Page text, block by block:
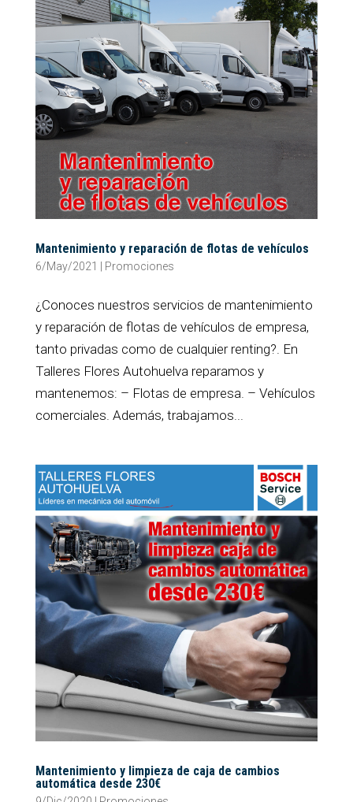
Mantenimiento y reparación de flotas de vehículos
6/May/2021 Promociones
¿Conoces nuestros servicios de mantenimiento
y reparación de flotas de vehículos de empresa,
tanto privadas como de cualquier renting?. En
Talleres Flores Autohuelva reparamos y
mantenemos: – Flotas de empresa. – Vehículos
comerciales. Además, trabajamos...
Mantenimiento y limpieza de caja de cambios
automática desde 230€